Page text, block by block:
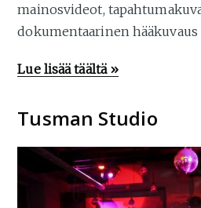
mainosvideot,
dokumentaarinen hääkuvaus
Lue lisää täältä »
Tusman Studio